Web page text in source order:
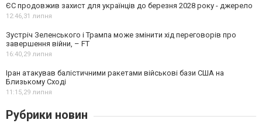
ЄС продовжив захист для українців до березня 2028 року - джерело
12:46,31 липня
Зустріч Зеленського і Трампа може змінити хід переговорів про
завершення війни, – FT
16:40,29 липня
Іран атакував балістичними ракетами військові бази США на
Близькому Сході
11:15,29 липня
Рубрики новин